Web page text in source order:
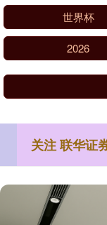
世界杯
2026
关注 联华证